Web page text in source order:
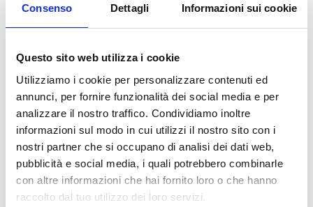
Consenso Dettagli Informazioni sui cookie
Questo sito web utilizza i cookie
Utilizziamo i cookie per personalizzare contenuti ed
annunci, per fornire funzionalità dei social media e per
analizzare il nostro traffico. Condividiamo inoltre
informazioni sul modo in cui utilizzi il nostro sito con i
nostri partner che si occupano di analisi dei dati web,
pubblicità e social media, i quali potrebbero combinarle
con altre informazioni che hai fornito loro o che hanno
raccolto dal tuo utilizzo dei loro servizi.
NUTRACEUTICI
ACETI E LIQUORI